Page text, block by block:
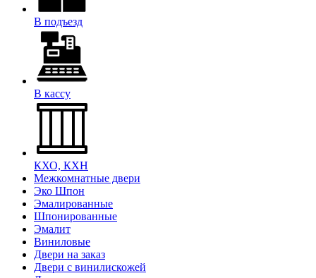
В подъезд
В кассу
КХО, КХН
Межкомнатные двери
Эко Шпон
Эмалированные
Шпонированные
Эмалит
Виниловые
Двери на заказ
Двери с винилискожей